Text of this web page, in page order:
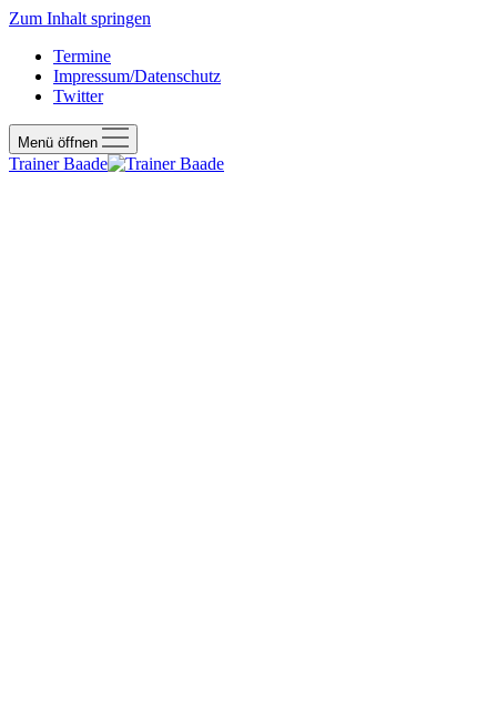
Zum Inhalt springen
Termine
Impressum/Datenschutz
Twitter
Menü öffnen
Trainer Baade